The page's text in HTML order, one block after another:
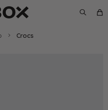
Crocs